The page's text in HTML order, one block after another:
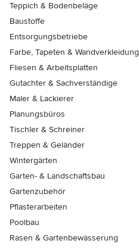
Teppich & Bodenbeläge
Baustoffe
Entsorgungsbetriebe
Farbe, Tapeten & Wandverkleidung
Fliesen & Arbeitsplatten
Gutachter & Sachverständige
Maler & Lackierer
Planungsbüros
Tischler & Schreiner
Treppen & Geländer
Wintergärten
Garten- & Landschaftsbau
Gartenzubehör
Pflasterarbeiten
Poolbau
Rasen & Gartenbewässerung